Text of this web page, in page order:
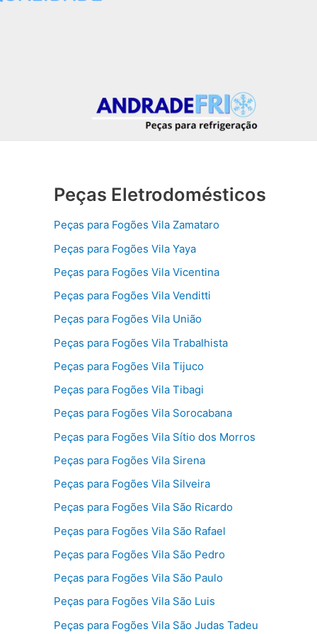
Peças Eletrodomésticos
Peças para Fogões Vila Zamataro
Peças para Fogões Vila Yaya
Peças para Fogões Vila Vicentina
Peças para Fogões Vila Venditti
Peças para Fogões Vila União
Peças para Fogões Vila Trabalhista
Peças para Fogões Vila Tijuco
Peças para Fogões Vila Tibagi
Peças para Fogões Vila Sorocabana
Peças para Fogões Vila Sítio dos Morros
Peças para Fogões Vila Sirena
Peças para Fogões Vila Silveira
Peças para Fogões Vila São Ricardo
Peças para Fogões Vila São Rafael
Peças para Fogões Vila São Pedro
Peças para Fogões Vila São Paulo
Peças para Fogões Vila São Luis
Peças para Fogões Vila São Judas Tadeu